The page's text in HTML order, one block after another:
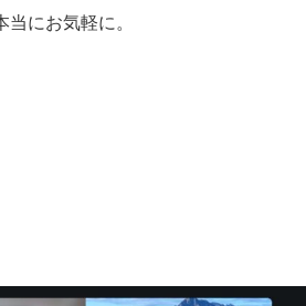
にお気軽に。